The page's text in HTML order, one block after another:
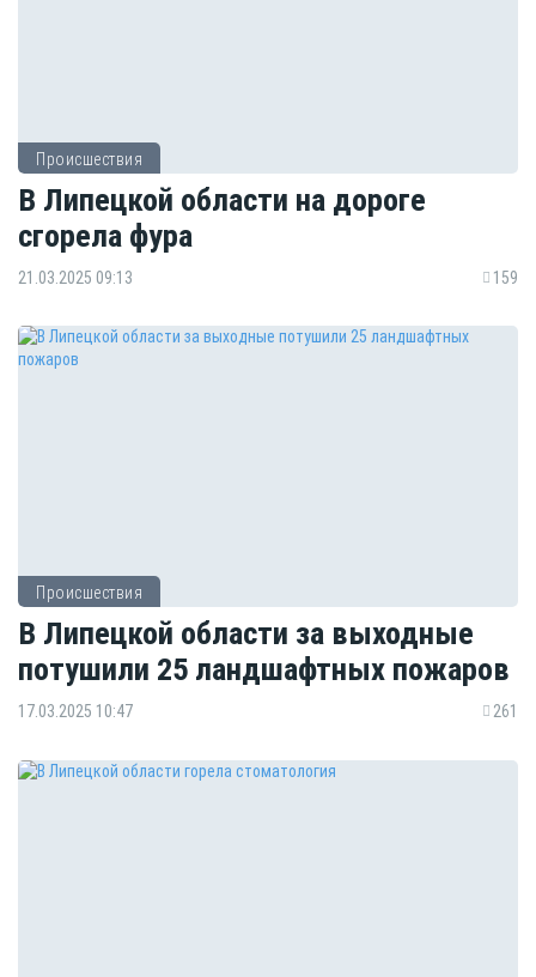
Происшествия
В Липецкой области на дороге
сгорела фура
21.03.2025 09:13 159
Происшествия
В Липецкой области за выходные
потушили 25 ландшафтных пожаров
17.03.2025 10:47 261